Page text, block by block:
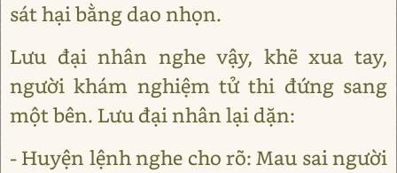
sát hại bằng dao nhọn.
Lưu đại nhân nghe vậy, khẽ xua tay,
người khám nghiệm tử thi đứng sang
một bên. Lưu đại nhân lại dặn:
- Huyện lệnh nghe cho rõ: Mau sai người